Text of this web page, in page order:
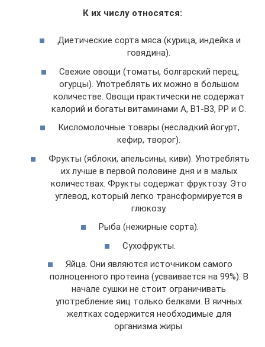
К их числу относятся:
Диетические сорта мяса (курица, индейка и
говядина).
Свежие овощи (томаты, болгарский перец,
огурцы). Употреблять их можно в большом
количестве. Овощи практически не содержат
калорий и богаты витаминами А, В1-В3, РР и С.
Кисломолочные товары (несладкий йогурт,
кефир, творог).
Фрукты (яблоки, апельсины, киви). Употреблять
их лучше в первой половине дня и в малых
количествах. Фрукты содержат фруктозу. Это
углевод, который легко трансформируется в
глюкозу.
Рыба (нежирные сорта).
Сухофрукты.
Яйца. Они являются источником самого
полноценного протеина (усваивается на 99%). В
начале сушки не стоит ограничивать
употребление яиц только белками. В яичных
желтках содержится необходимые для
организма жиры.